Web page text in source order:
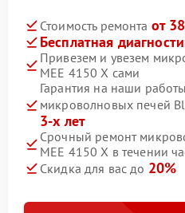
Стоимость ремонта от
Бесплатная
Привезем и увезем
MEE 4150 X сами
Гарантия на наши
микроволновых печей
3-х лет
Срочный ремонт
MEE 4150 X в течении
Скидка для вас до 20%